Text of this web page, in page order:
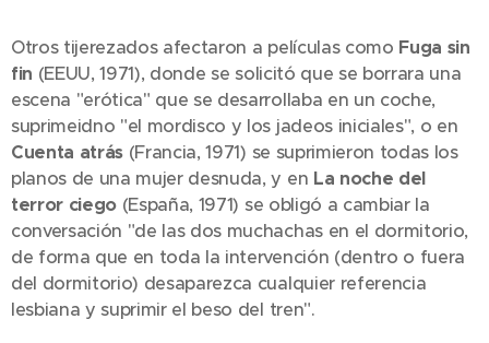
Otros tijerezados afectaron a películas como Fuga sin
fin (EEUU, 1971), donde se solicitó que se borrara una
escena "erótica" que se desarrollaba en un coche,
suprimeidno "el mordisco y los jadeos iniciales", o en
Cuenta atrás (Francia, 1971) se suprimieron todas los
planos de una mujer desnuda, y en La noche del
terror ciego (España, 1971) se obligó a cambiar la
conversación "de las dos muchachas en el dormitorio,
de forma que en toda la intervención (dentro o fuera
del dormitorio) desaparezca cualquier referencia
lesbiana y suprimir el beso del tren".